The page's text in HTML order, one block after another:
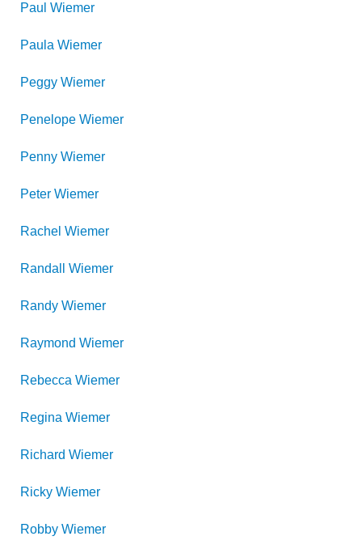
Paul Wiemer
Paula Wiemer
Peggy Wiemer
Penelope Wiemer
Penny Wiemer
Peter Wiemer
Rachel Wiemer
Randall Wiemer
Randy Wiemer
Raymond Wiemer
Rebecca Wiemer
Regina Wiemer
Richard Wiemer
Ricky Wiemer
Robby Wiemer